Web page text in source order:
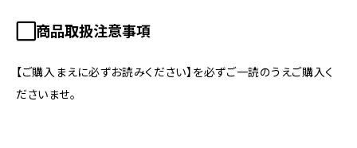
⬜︎商品取扱注意事項
【ご購入まえに必ずお読みください】を必ずご一読のうえご購入く
ださいませ。